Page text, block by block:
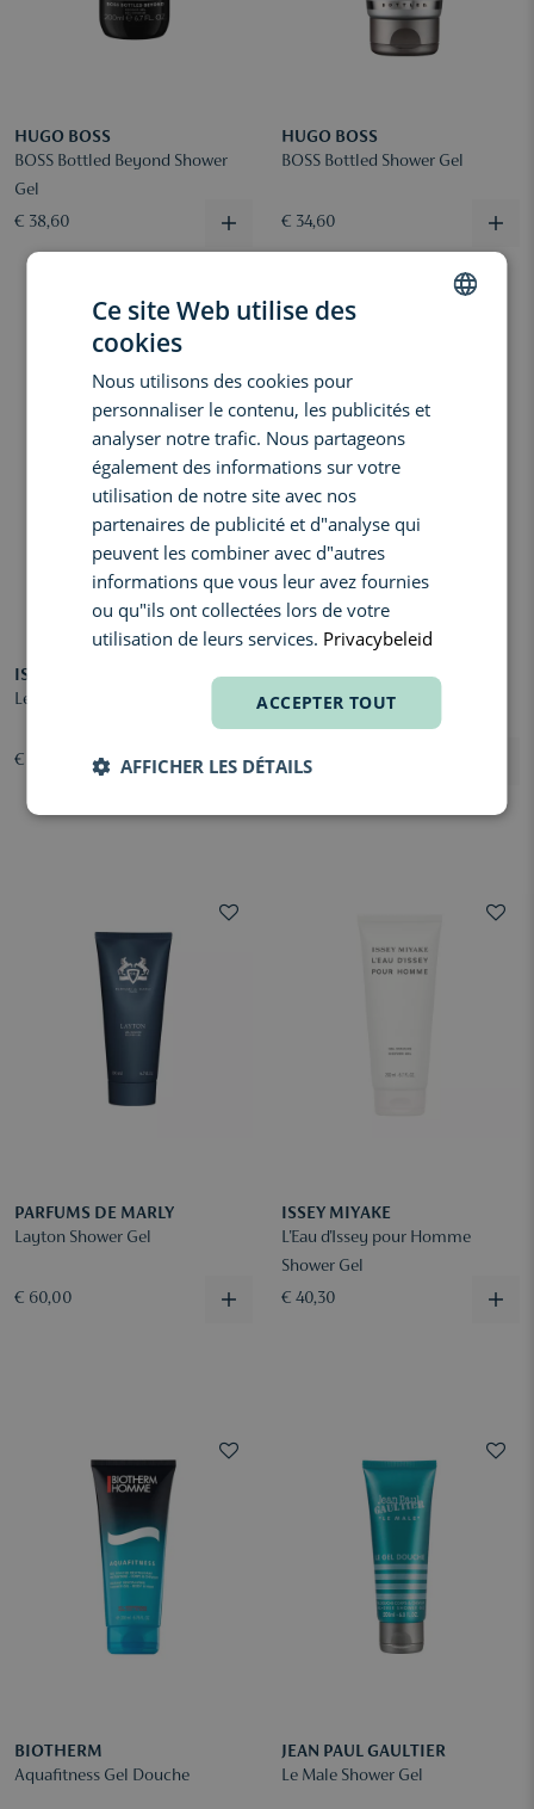
HUGO BOSS
BOSS Bottled Beyond Shower
Gel
€ 38,60
HUGO BOSS
BOSS Bottled Shower Gel
€ 34,60
ISSEY MIYAKE
Le Sel d'Issey Shower Gel
€ 41,20
BIOTHERM
Aquapower Gel Douche
€ 20,80
PARFUMS DE MARLY
Layton Shower Gel
€ 60,00
ISSEY MIYAKE
L'Eau d'Issey pour Homme
Shower Gel
€ 40,30
BIOTHERM
Aquafitness Gel Douche
JEAN PAUL GAULTIER
Le Male Shower Gel
Ce site Web utilise des
cookies
Nous utilisons des cookies pour
personnaliser le contenu, les publicités et
analyser notre trafic. Nous partageons
également des informations sur votre
utilisation de notre site avec nos
partenaires de publicité et d"analyse qui
peuvent les combiner avec d"autres
informations que vous leur avez fournies
ou qu"ils ont collectées lors de votre
utilisation de leurs services. Privacybeleid
ACCEPTER TOUT
AFFICHER LES DÉTAILS